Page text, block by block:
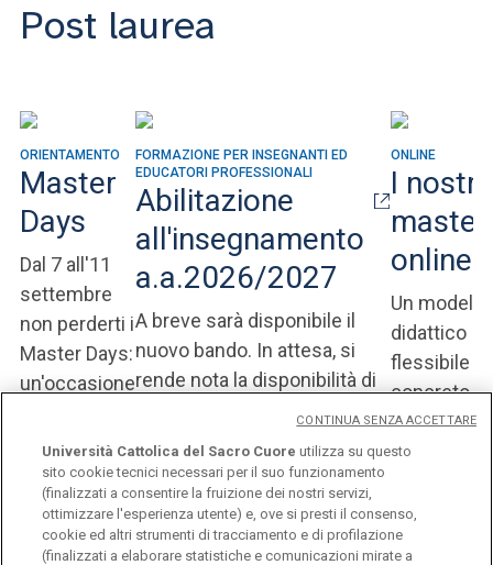
Post laurea
ORIENTAMENTO
Master
Days
Dal 7 all'11
settembre
non perderti i
Master Days:
un'occasione
scoprire
l'offerta
formativa
Postlaurea.
FORMAZIONE PER INSEGNANTI ED
EDUCATORI PROFESSIONALI
Abilitazione
all'insegnamento
a.a.2026/2027
A breve sarà disponibile il
nuovo bando. In attesa, si
rende nota la disponibilità di
ONLINE
I nostri
master
online
Un modello
didattico
flessibile e
concreto,
studiato
integrare
post-laurea
alto livello
Università Cattolica del Sacro Cuore utilizza su questo
sito cookie tecnici necessari per il suo funzionamento
(finalizzati a consentire la fruizione dei nostri servizi,
ottimizzare l'esperienza utente) e, ove si presti il consenso,
cookie ed altri strumenti di tracciamento e di profilazione
(finalizzati a elaborare statistiche e comunicazioni mirate a
CONTINUA SENZA ACCETTARE